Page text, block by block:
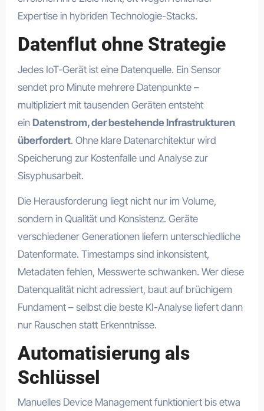
Expertise in hybriden Technologie-Stacks.
Datenflut ohne Strategie
Jedes IoT-Gerät ist eine Datenquelle. Ein Sensor
sendet pro Minute mehrere Datenpunkte –
multipliziert mit tausenden Geräten entsteht
ein Datenstrom, der bestehende Infrastrukturen
überfordert. Ohne klare Datenarchitektur wird
Speicherung zur Kostenfalle und Analyse zur
Sisyphusarbeit.
Die Herausforderung liegt nicht nur im Volume,
sondern in Qualität und Konsistenz. Geräte
verschiedener Generationen liefern unterschiedliche
Datenformate. Timestamps sind inkonsistent,
Metadaten fehlen, Messwerte schwanken. Wer diese
Datenqualität nicht adressiert, baut auf brüchigem
Fundament – selbst die beste KI-Analyse liefert dann
nur Rauschen statt Erkenntnisse.
Automatisierung als
Schlüssel
Manuelles Device Management funktioniert bis etwa